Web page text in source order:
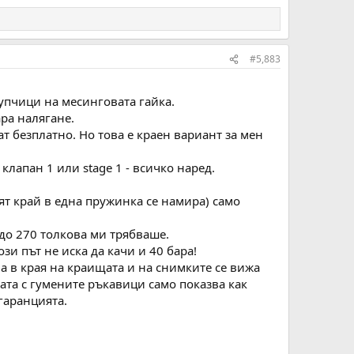
#5,883
на месинговата гайка.
налягане.
безплатно. Но това е краен вариант за мен
1 или stage 1 - всичко наред.
край в една пружинка се намира) само
270 толкова ми трябваше.
път не иска да качи и 40 бара!
в края на краищата и на снимките се вижа
с гумените ръкавици само показва как